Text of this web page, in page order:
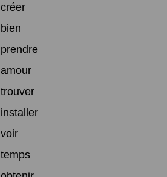
créer
bien
prendre
amour
trouver
installer
voir
temps